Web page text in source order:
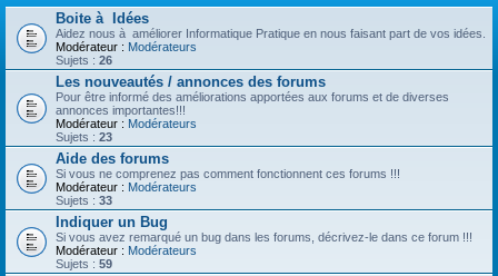
Boite à Idées
Aidez nous à améliorer Informatique Pratique en nous faisant part de vos idées.
Modérateur : Modérateurs
Sujets : 26
Les nouveautés / annonces des forums
Pour être informé des améliorations apportées aux forums et de diverses
annonces importantes!!!
Modérateur : Modérateurs
Sujets : 23
Aide des forums
Si vous ne comprenez pas comment fonctionnent ces forums !!!
Modérateur : Modérateurs
Sujets : 33
Indiquer un Bug
Si vous avez remarqué un bug dans les forums, décrivez-le dans ce forum !!!
Modérateur : Modérateurs
Sujets : 59